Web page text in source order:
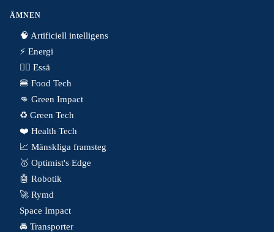
ÄMNEN
🧠 Artificiell intelligens
⚡️ Energi
✍🏼 Essä
🍔 Food Tech
👊 Green Impact
♻️ Green Tech
❤️ Health Tech
📈 Mänskliga framsteg
🥇 Optimist's Edge
🤖 Robotik
🚀 Rymd
Space Impact
🚘 Transporter